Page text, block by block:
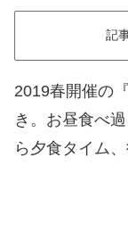
記
2019春開催の『
き。お昼食べ
ら夕食タイム